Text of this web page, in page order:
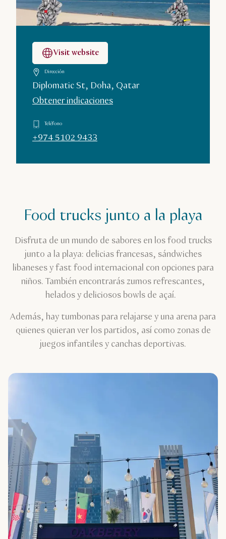
Visit website
Dirección
Diplomatic St, Doha, Qatar
Obtener indicaciones
Teléfono
+974 5102 9433
Food trucks junto a la playa
Disfruta de un mundo de sabores en los food trucks
junto a la playa: delicias francesas, sándwiches
libaneses y fast food internacional con opciones para
niños. También encontrarás zumos refrescantes,
helados y deliciosos bowls de açaí.
Además, hay tumbonas para relajarse y una arena para
quienes quieran ver los partidos, así como zonas de
juegos infantiles y canchas deportivas.